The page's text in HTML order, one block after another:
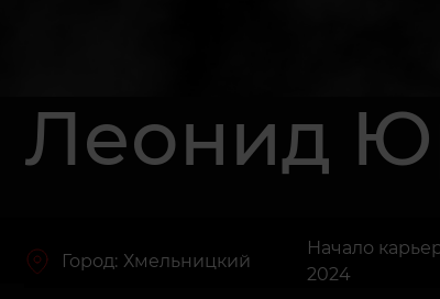
Леонид
Город: Хмельницкий
Начало
2024